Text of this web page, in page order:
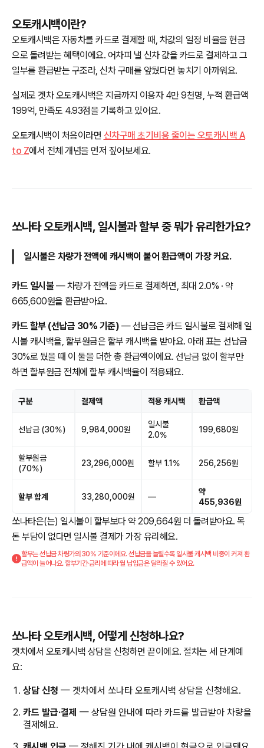
오토캐시백이란?
오토캐시백은 자동차를 카드로 결제할 때, 차값의 일정 비율을 현금
으로 돌려받는 혜택이에요. 어차피 낼 신차 값을 카드로 결제하고 그
일부를 환급받는 구조라, 신차 구매를 앞뒀다면 놓치기 아까워요.
실제로 겟차 오토캐시백은 지금까지 이용자 4만 9천명, 누적 환급액
199억, 만족도 4.93점을 기록하고 있어요.
오토캐시백이 처음이라면 신차구매 초기비용 줄이는 오토캐시백 A
to Z에서 전체 개념을 먼저 짚어보세요.
쏘나타 오토캐시백, 일시불과 할부 중 뭐가 유리한가요?
일시불은 차량가 전액에 캐시백이 붙어 환급액이 가장 커요.
카드 일시불— 차량가 전액을 카드로 결제하면, 최대 2.0% · 약
665,600원을 환급받아요.
카드 할부 (선납금 30% 기준) — 선납금은 카드 일시불로 결제해 일
시불 캐시백을, 할부원금은 할부 캐시백을 받아요. 아래 표는 선납금
30%로 뒀을 때 이 둘을 더한 총 환급액이에요. 선납금 없이 할부만
하면 할부원금 전체에 할부 캐시백율이 적용돼요.
구분 결제액 적용 캐시백 환급액
선납금 (30%) 9,984,000원
일시불
2.0%
199,680원
할부원금
(70%)
23,296,000원 할부 1.1% 256,256원
할부 합계 33,280,000원 —
약
455,936원
쏘나타은(는) 일시불이 할부보다 약 209,664원 더 돌려받아요. 목
돈 부담이 없다면 일시불 결제가 가장 유리해요.
할부는 선납금 차량가의 30% 기준이에요. 선납금을 늘릴수록 일시불 캐시백 비중이 커져 환
급액이 늘어나요. 할부기간·금리에 따라 월 납입금은 달라질 수 있어요.
쏘나타 오토캐시백, 어떻게 신청하나요?
겟차에서 오토캐시백 상담을 신청하면 끝이에요. 절차는 세 단계예
요:
상담 신청 — 겟차에서 쏘나타 오토캐시백 상담을 신청해요.
카드 발급·결제 — 상담원 안내에 따라 카드를 발급받아 차량을
결제해요.